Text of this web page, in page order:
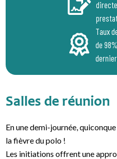
Taux
de
Salles de réunion
En une demi-journée,
la fièvre du polo !
Les initiations offrent une